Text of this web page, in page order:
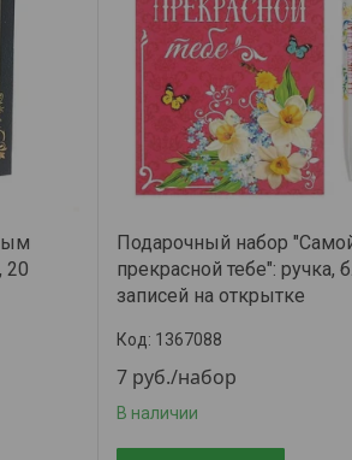
20
Подарочный набор
прекрасной тебе": ручка,
записей на открытке
1367088
7 руб./набор
В наличии